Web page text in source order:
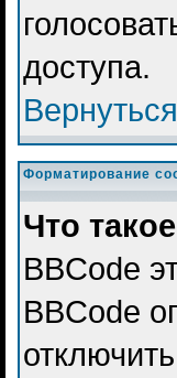
доступа.
Форматирование
Что
BBCode
BBCode